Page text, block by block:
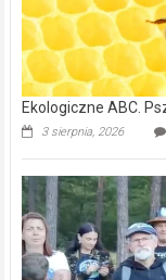
Ekologiczne ABC.
3 sierpnia, 2026